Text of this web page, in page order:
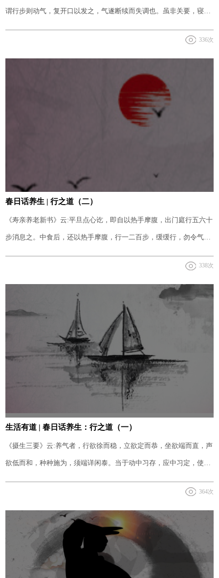
谓行步则动气，复开口以发之，气遂断续而失调也。虽非关要，寝食
而外，不可言语，亦须添此一节。
336次
春日话养生 | 行之道（二）
《寿亲养老新书》云:平旦点心讫，即自以热手摩腹，出门庭行五六十
步消息之。中食后，还以热手摩腹，行一二百步，缓缓行，勿令气
急。行讫，还床偃卧。颗苏煎枣，啜半升以下人参、茯苓、甘草等
338次
生活有道 | 春日话养生：行之道（一）
《摄生三要》云:养气者，行欲徐而稳，立欲定而恭，坐欲端而直，声
欲低而和，种种施为，须端详闲泰。当于动中习存，应中习定，使此
身常在太和元气中。行之久，自有圣贤前辈气象。
364次